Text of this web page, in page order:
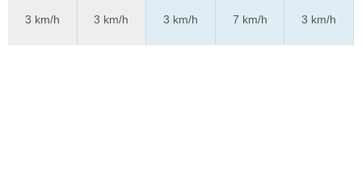
3 km/h
3 km/h
3 km/h
7 km/h
3 km/h